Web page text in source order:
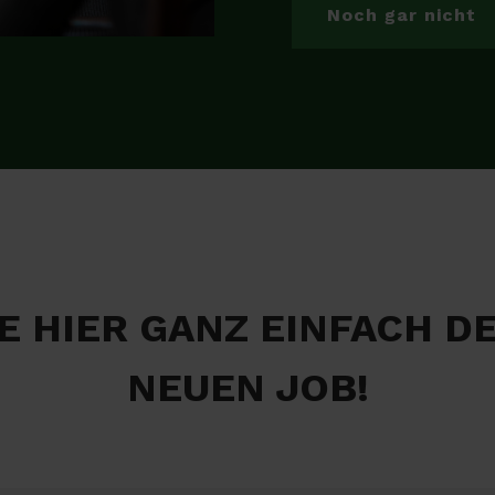
Noch gar nicht
HIER GANZ EINFACH
NEUEN JOB!